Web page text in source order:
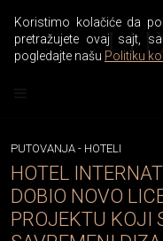
PUTOVANJA - HOTELI
HOTEL
DOBIO NOVO
PROJEKTU KOJI
Koristimo kolačiće da
pretražujete ovaj sajt,
pogledajte našu Politiku